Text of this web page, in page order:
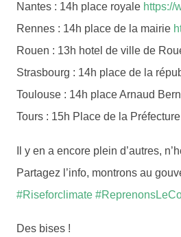
Nantes : 14h place royale https://
Rennes : 14h place de la mairie
Rouen : 13h hotel de ville de
Strasbourg : 14h place de la
Toulouse : 14h place Arnaud
Tours : 15h Place de la Préfecture
Il y en a encore plein d’autres,
Partagez l’info, montrons au
#Riseforclimate #
Des bises !